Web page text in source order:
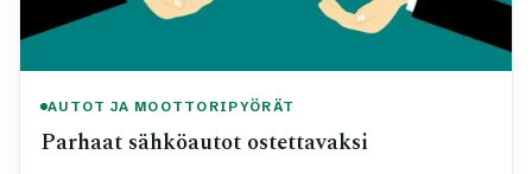
AUTOT JA MOOTTORIPYÖRÄT
Parhaat sähköautot ostettavaksi